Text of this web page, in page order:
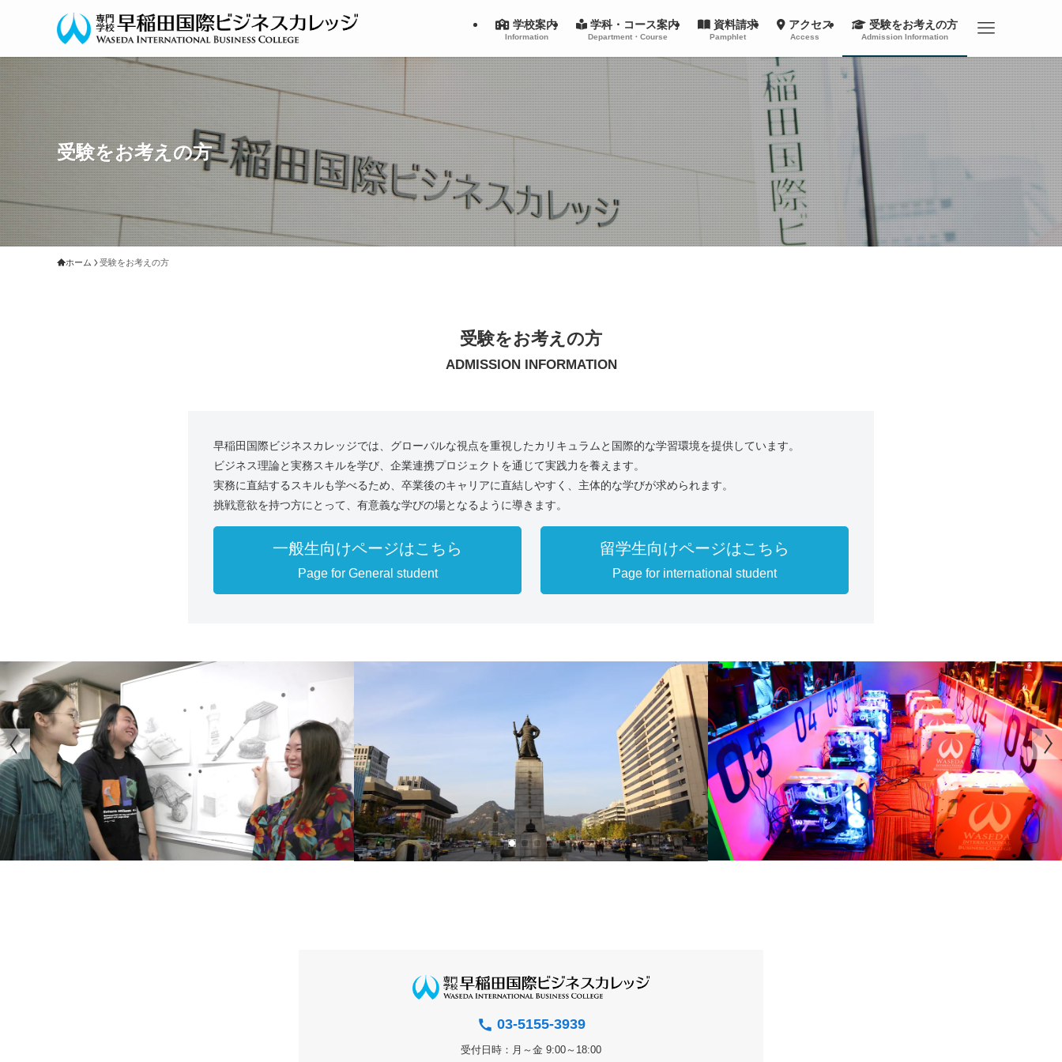
学校案内
Information
学科・コース案内
Department・Course
資料請求
Pamphlet
アクセス
Access
受験をお考えの方
Admission Information
受験をお考えの方
ホーム 受験をお考えの方
受験をお考えの方
ADMISSION INFORMATION
早稲田国際ビジネスカレッジでは、グローバルな視点を重視したカリキュラムと国際的な学習環境を提供しています。
ビジネス理論と実務スキルを学び、企業連携プロジェクトを通じて実践力を養えます。
実務に直結するスキルも学べるため、卒業後のキャリアに直結しやすく、主体的な学びが求められます。
挑戦意欲を持つ方にとって、有意義な学びの場となるように導きます。
一般生向けページはこちら
Page for General student
留学生向けページはこちら
Page for international student
03-5155-3939
受付日時：月～金 9:00～18:00